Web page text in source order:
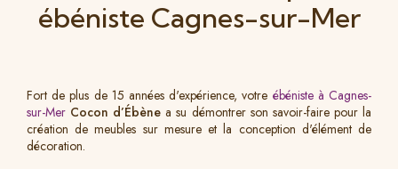
ébéniste Cagnes-sur-Mer
Fort de plus de 15 années d'expérience, votre ébéniste à Cagnes-
sur-Mer Cocon d’Ébène a su démontrer son savoir-faire pour la
création de meubles sur mesure et la conception d'élément de
décoration.